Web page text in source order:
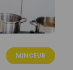
MINCEUR